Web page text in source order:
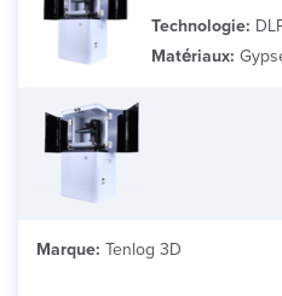
Technologie:
Matériaux:
Marque: Tenlog 3D